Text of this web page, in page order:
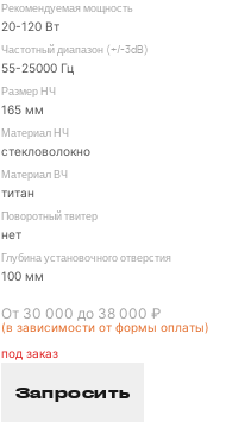
Рекомендуемая мощность
20-120 Вт
Частотный диапазон (+/-3dB)
55-25000 Гц
Размер НЧ
165 мм
Материал НЧ
стекловолокно
Материал ВЧ
титан
Поворотный твитер
нет
Глубина установочного отверстия
100 мм
От 30 000 до 38 000 ₽
(в зависимости от формы оплаты)
под заказ
Запросить